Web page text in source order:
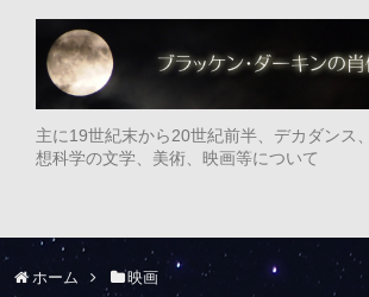
主に19世紀末から20世紀前半、デカダンス
想科学の文学、美術、映画等について
ホーム 映画